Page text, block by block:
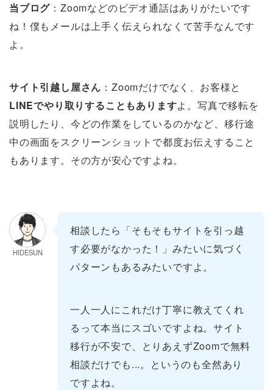
当ブログ ：Zoomなどのビデオ通話はありがたいです
ね！僕もメールは上手く伝えられなくて苦手なんです
よ。
サイト引越し屋さん ：Zoomだけでなく、お客様と
LINEでやり取りすることもありますよ。写真で移転を
説明したり、今どの作業をしているのかなど、移行途
中の画面をスクリーンショットで都度お伝えすること
もあります。その方が安心ですよね。
HIDESUN
相談したら「そもそもサイトを引っ越
す必要がなかった！」みたいに気づく
パターンもあるみたいですよ。
一人一人にこれだけ丁寧に教えてくれ
るって本当にスゴいですよね。サイト
移行が不安で、とりあえずZoomで無料
相談だけでも...。というのも全然あり
ですよね。